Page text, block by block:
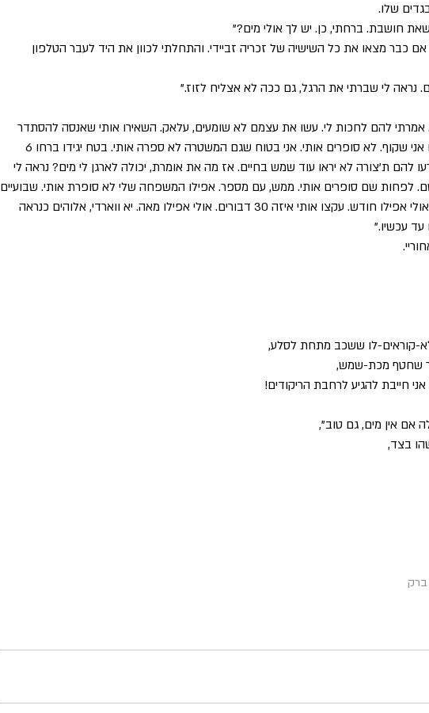
שלו.
חושבת. ברחתי, כן. יש לך אולי מים?"
כבר מצאו את כל השישיה של זכריה זביידי. והתחלתי לכוון את היד לעבר הטלפון
נראה לי שברתי את הרגל, גם ככה לא אצליח לזוז."
להם לחכות לי. עשו את עצמם לא שומעים, עלאק. השאירו אותי שאנסה להסתדר
להם ת'צורה לא יראו עוד שמש בחיים. אז מה את אומרת, יכולה לארגן לי מים? נראה לי
לפחות שם סופרים אותי. ממש, עם מספר. אפילו המשפחה שלי לא סופרת אותי. שבועיים
אני שוכב כמו כלב מתחת לסלע. אולי אפילו חודש. עקצו אותי איזה 30 דבורים. אולי אפילו מאה. יא ווארדי, אלוהים כנראה
עד עכשיו."
קוראים-לו ששכב מתחת לסלע,
שחטף מכת-שמש,
חייבת להגיע לרחבת הריקודים!
אם אין מים, גם טוב",
בצד,
ברק